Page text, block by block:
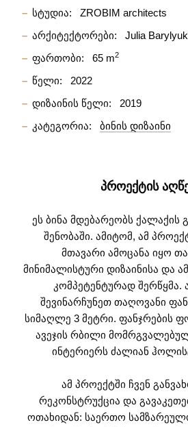
სტუდია:
ZROBIM architects
არქიტექტორები:
Julia Barylyuk
ფართობი:
65 m2
წელი:
2022
დიზაინის წელი:
2019
კატეგორია:
ბინის დიზაინი
ᲞᲠᲝᲔᲥᲢᲘᲡ
ეს ბინა მდებარეობს
შენობაში. ამიტომ, ამ
მთავარი ამოცანა იყო
მინიმალისტური დიზაინისა და
კომპეტენტურად შერწყმა.
შევინარჩუნეთ თაღოვანი
სიმაღლე 3 მეტრი. ფანჯრების
ავეჯის რბილი
ინტერიერს ძალიან
ამ პროექტში ჩვენ
რეკონსტრუქცია და
ოთახიდან: საერთო